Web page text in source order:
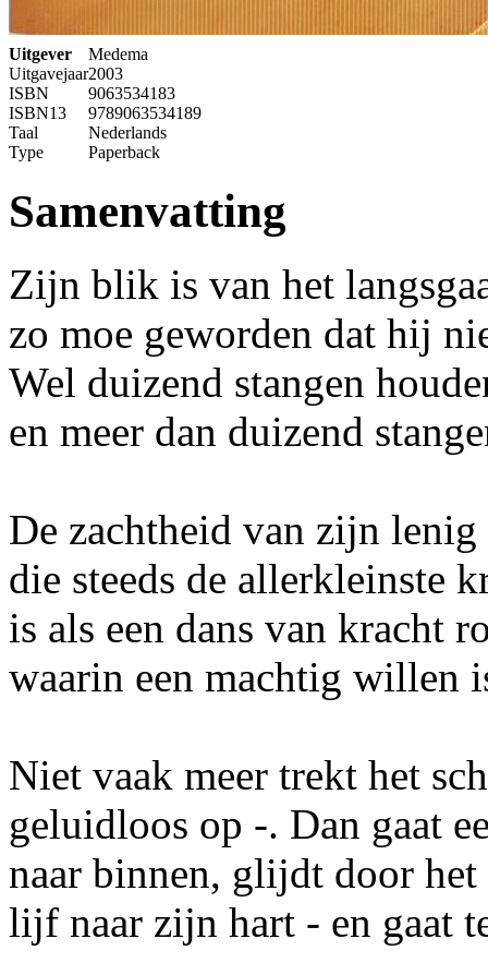
Uitgever
Medema
Uitgavejaar2003
ISBN
9063534183
ISBN13
9789063534189
Taal
Nederlands
Type
Paperback
Samenvatting
Zijn blik is van het
zo moe geworden dat hij
Wel duizend stangen
en meer dan duizend
De zachtheid van zijn lenig
die steeds de allerkleinste
is als een dans van kracht
waarin een machtig willen
Niet vaak meer trekt het
geluidloos op -. Dan gaat
naar binnen, glijdt door
lijf naar zijn hart - en gaat